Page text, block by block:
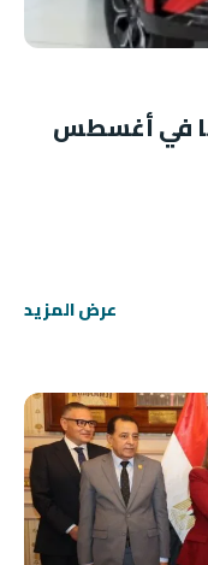
في أغسطس
عرض المزيد